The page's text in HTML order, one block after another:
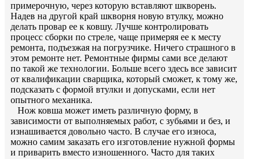
примерочную, через которую вставляют шкворень.
Надев на другой край шкворня новую втулку, можно
делать провар ее к ковшу. Лучше контролировать
процесс сборки по стреле, чаще примеряя ее к месту
ремонта, подъезжая на погрузчике. Ничего страшного в
этом ремонте нет. Ремонтные фирмы сами все делают
по такой же технологии. Больше всего здесь все зависит
от квалификации сварщика, который сможет, к тому же,
подсказать с формой втулки и допусками, если нет
опытного механика.
Нож ковша может иметь различную форму, в
зависимости от выполняемых работ, с зубьями и без, и
изнашивается довольно часто. В случае его износа,
можно самим заказать его изготовление нужной формы
и приварить вместо изношенного. Часто для таких